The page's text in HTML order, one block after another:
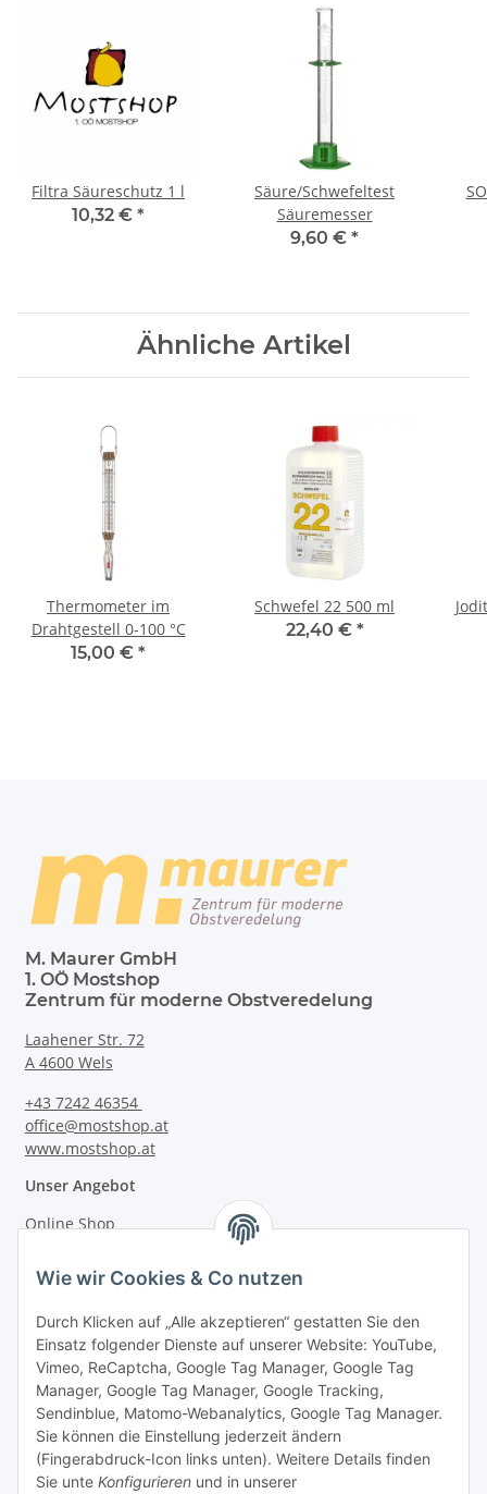
Filtra Säureschutz 1 l
10,32 € *
Säure/Schwefeltest
Säuremesser
9,60 € *
Ähnliche Artikel
Thermometer im
Drahtgestell 0-100 °C
15,00 € *
Schwefel 22 500 ml
22,40 € *
M. Maurer GmbH
1. OÖ Mostshop
Zentrum für moderne Obstveredelung
Laahener Str. 72
A 4600 Wels
+43 7242 46354
office@mostshop.at
www.mostshop.at
Unser Angebot
Online Shop
Informationen
Gesetzliche Informationen
Wie wir Cookies & Co nutzen
Durch Klicken auf „Alle akzeptieren“ gestatten Sie den
Einsatz folgender Dienste auf unserer Website: YouTube,
Vimeo, ReCaptcha, Google Tag Manager, Google Tag
Manager, Google Tag Manager, Google Tracking,
Sendinblue, Matomo-Webanalytics, Google Tag Manager.
Sie können die Einstellung jederzeit ändern
(Fingerabdruck-Icon links unten). Weitere Details finden
Sie unte Konfigurieren und in unserer